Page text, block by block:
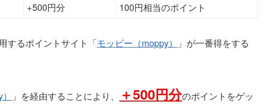
+500円分 100円相当のポイント
するポイントサイト「モッピー（moppy）
」が一番得をする
」を経由することにより、 ＋500円分のポイントをゲッ